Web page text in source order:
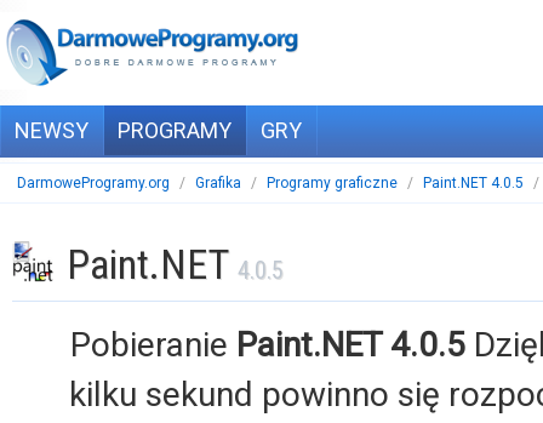
NEWSY PROGRAMY GRY
DarmoweProgramy.org / Grafika / Programy graficzne / Paint.NET 4.0.5 /
Paint.NET 4.0.5
Pobieranie Paint.NET 4.0.5
kilku sekund powinno się